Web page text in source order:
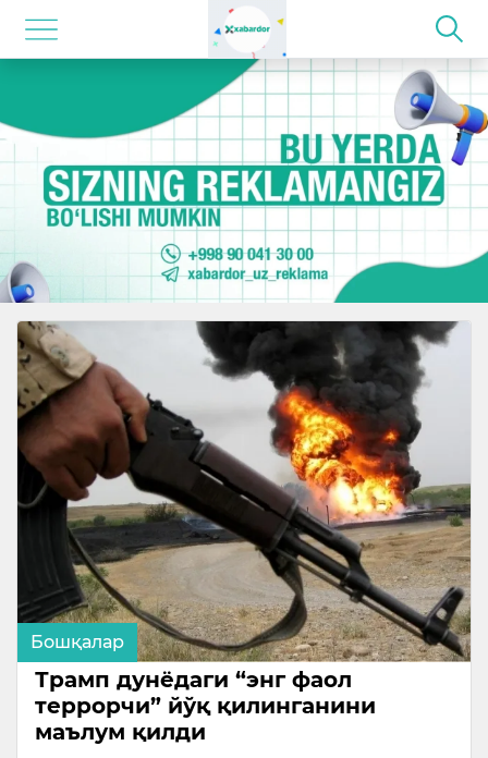
Бошқалар
Трамп дунёдаги “энг фаол
террорчи” йўқ қилинганини
маълум қилди